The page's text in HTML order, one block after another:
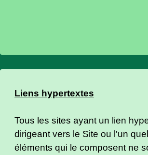
Liens hypertextes
Tous les sites ayant un lien
dirigeant vers le Site ou l'un
éléments qui le composent ne